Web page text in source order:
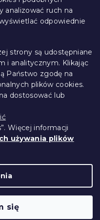
analizować ruch na
odpowiednie
strony są udostępniane
i analitycznym. Klikając
Państwo zgodę na
plików cookies.
dostosować lub
Więcej informacji
używania plików
się
Mieszkanie.
Edytuj ustawienia